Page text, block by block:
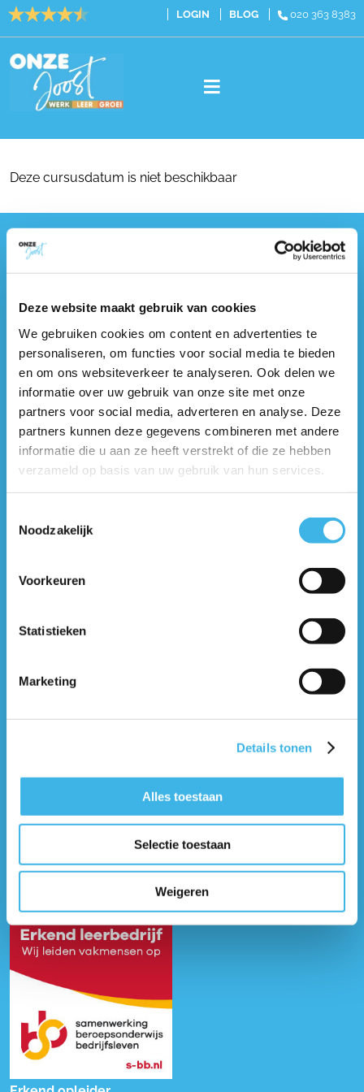
Deze website maakt gebruik van cookies
We gebruiken cookies om content en advertenties te
personaliseren, om functies voor social media te bieden
en om ons websiteverkeer te analyseren. Ook delen we
informatie over uw gebruik van onze site met onze
partners voor social media, adverteren en analyse. Deze
partners kunnen deze gegevens combineren met andere
informatie die u aan ze heeft verstrekt of die ze hebben
verzameld op basis van uw gebruik van hun services.
Noodzakelijk
Voorkeuren
Statistieken
Marketing
Details tonen
Alles toestaan
Selectie toestaan
Weigeren
LOGIN BLOG 020 363 8383
Contact
Deze cursusdatum is niet beschikbaar
Onze Joost
1022 WV Amsterdam
E-mail:
info@onzejoost.nl
Telefoon: 020 363 83 83
Algemene voorwaarden
Cursussen
Detachering/W&S
Privacy beleid
Cursussen
Vacatures